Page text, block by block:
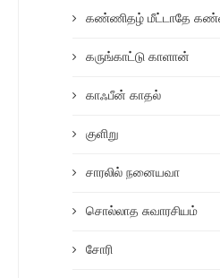
கண்ணிதழ் மீட்டாதே
கருங்காட்டு காளான்
காஃபீன் காதல்
குளிறு
சாரலில் நனையவா
சொல்லாத சுவாரசியம்
சோரி